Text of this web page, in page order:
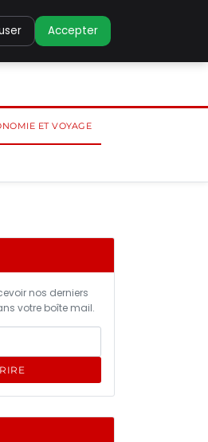
ET VOYAGE
nos derniers
votre boîte mail.
Accepter